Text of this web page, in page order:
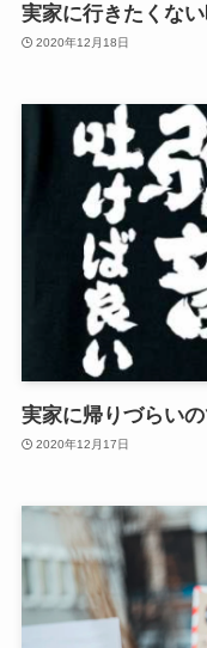
実家に行きたくな
2020年12月18日
実家に帰りづらい
2020年12月17日